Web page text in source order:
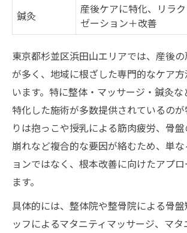
鍼灸
産後ケアに特化、リラク
ゼーション＋改善
東京都杉並区浜田山エリアでは、産後
が多く、地域に根ざした専門的なケア
います。特に整体・マッサージ・鍼灸
特化した施術が多数提供されているのが
りは抱っこや授乳による筋肉疲労、骨
崩れなど複合的な要因が絡むため、単
ョンではなく、根本改善に向けたアプ
ます。
具体的には、整体院や整骨院による骨
ッフによるマタニティマッサージ、マ